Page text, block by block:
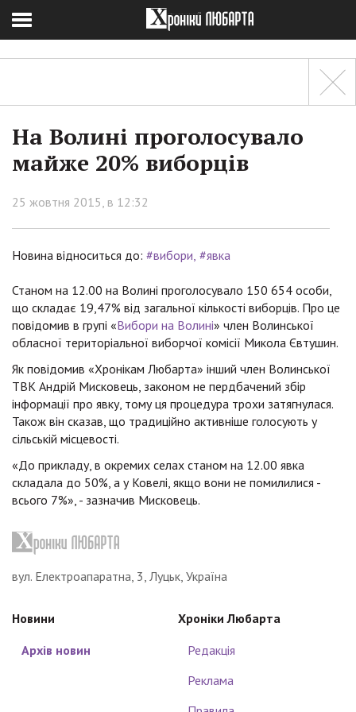
На Волині проголосувало
майже 20% виборців
25 жовтня 2015, в 12:32
Новина відноситься до: #вибори #явка
Станом на 12.00 на Волині проголосувало 150 654 особи,
що складає 19,47% від загальної кількості виборців. Про це
повідомив в групі «Вибори на Волині» член Волинської
обласної територіальної виборчої комісії Микола Євтушин.
Як повідомив «Хронікам Любарта» інший член Волинської
ТВК Андрій Мисковець, законом не пердбачений збір
інформації про явку, тому ця процедура трохи затягнулася.
Також він сказав, що традиційно активніше голосують у
сільській місцевості.
«До прикладу, в окремих селах станом на 12.00 явка
складала до 50%, а у Ковелі, якщо вони не помилилися -
всього 7%», - зазначив Мисковець.
вул. Електроапаратна, 3, Луцьк, Україна
Новини
Архів новин
Хроніки Любарта
Редакція
Реклама